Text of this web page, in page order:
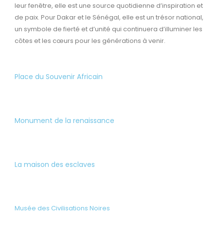
leur fenêtre, elle est une source quotidienne d’inspiration et
de paix. Pour Dakar et le Sénégal, elle est un trésor national,
un symbole de fierté et d’unité qui continuera d’illuminer les
côtes et les cœurs pour les générations à venir.​​​​​​​​​​​​​​​​
Place du Souvenir Africain
Monument de la renaissance
La maison des esclaves
Musée des Civilisations Noires